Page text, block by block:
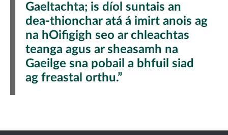
Gaeltachta; is díol suntais an
dea-thionchar atá á imirt anois ag
na hOifigigh seo ar chleachtas
teanga agus ar sheasamh na
Gaeilge sna pobail a bhfuil siad
ag freastal orthu.”